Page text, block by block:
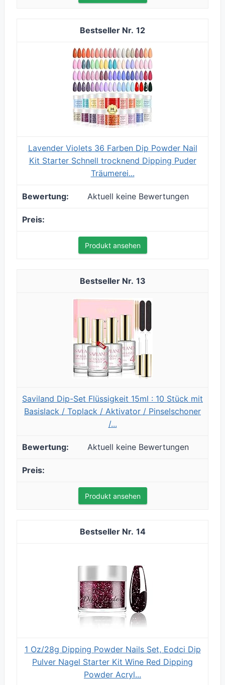
12
Lavender Violets 36 Farben Dip Powder Nail
Kit Starter Schnell trocknend Dipping Puder
Träumerei...
Aktuell keine Bewertungen
Produkt ansehen
13
Saviland Dip-Set Flüssigkeit 15ml : 10 Stück mit
Basislack / Toplack / Aktivator / Pinselschoner
/...
Aktuell keine Bewertungen
Produkt ansehen
14
1 Oz/28g Dipping Powder Nails Set, Eodci Dip
Pulver Nagel Starter Kit Wine Red Dipping
Powder Acryl...